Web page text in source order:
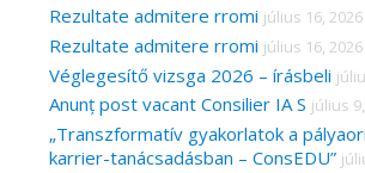
Rezultate admitere rromi július 16, 2026
Rezultate admitere rromi július 16, 2026
Véglegesítő vizsga 2026 – írásbeli
Anunț post vacant Consilier IA S július
„Transzformatív gyakorlatok a
karrier-tanácsadásban – ConsEDU”